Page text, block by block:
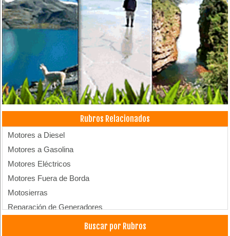
Rubros Relacionados
Motores a Diesel
Motores a Gasolina
Motores Eléctricos
Motores Fuera de Borda
Motosierras
Reparación de Generadores
Buscar por Rubros